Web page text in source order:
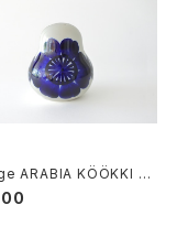
ARABIA KÖÖKKI sa
shaker cobalt /
ージ アラビア ソルト＆